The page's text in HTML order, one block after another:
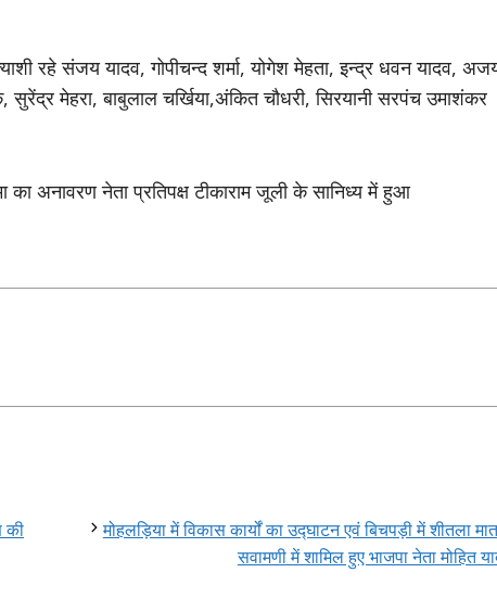
रहे संजय यादव, गोपीचन्द शर्मा, योगेश मेहता, इन्द्र धवन यादव,
मेहरा, बाबुलाल चर्खिया,अंकित चौधरी, सिरयानी सरपंच उमाशंकर
की
मोहलड़िया में विकास कार्यों का उद्घाटन एवं बिचपड़ी में शीतला
सवामणी में शामिल हुए भाजपा नेता मोहित